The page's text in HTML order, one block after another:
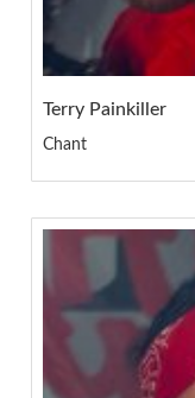
Terry Painkiller
Chant